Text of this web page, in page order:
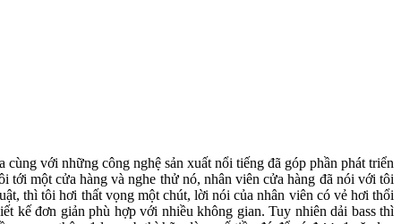
với những công nghệ sản xuất nổi tiếng đã góp phần phát triển
tới một cửa hàng và nghe thử nó, nhân viên cửa hàng đã nói với tôi
thì tôi hơi thất vọng một chút, lời nói của nhân viên có vẻ hơi thổi
kế đơn giản phù hợp với nhiều không gian. Tuy nhiên dải bass thì